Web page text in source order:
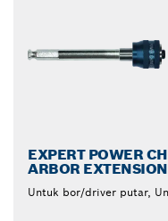
EXPERT POWER
ARBOR
Untuk bor/driver putar,